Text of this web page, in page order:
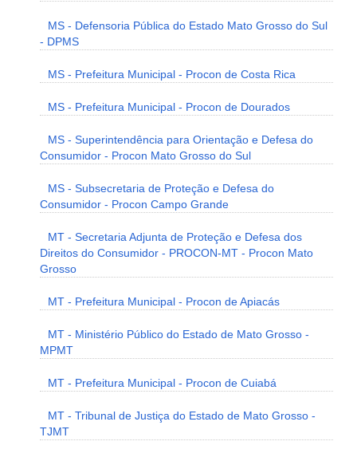
MS - Defensoria Pública do Estado Mato Grosso do Sul
- DPMS
MS - Prefeitura Municipal - Procon de Costa Rica
MS - Prefeitura Municipal - Procon de Dourados
MS - Superintendência para Orientação e Defesa do
Consumidor - Procon Mato Grosso do Sul
MS - Subsecretaria de Proteção e Defesa do
Consumidor - Procon Campo Grande
MT - Secretaria Adjunta de Proteção e Defesa dos
Direitos do Consumidor - PROCON-MT - Procon Mato
Grosso
MT - Prefeitura Municipal - Procon de Apiacás
MT - Ministério Público do Estado de Mato Grosso -
MPMT
MT - Prefeitura Municipal - Procon de Cuiabá
MT - Tribunal de Justiça do Estado de Mato Grosso -
TJMT